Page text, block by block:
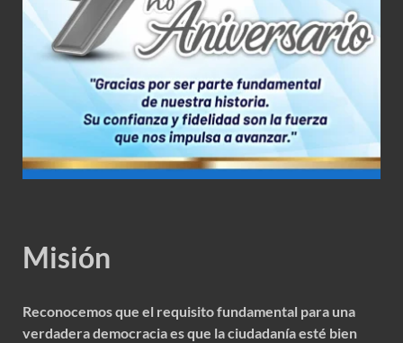
Misión
Reconocemos que el requisito fundamental para una
verdadera democracia es que la ciudadanía esté bien